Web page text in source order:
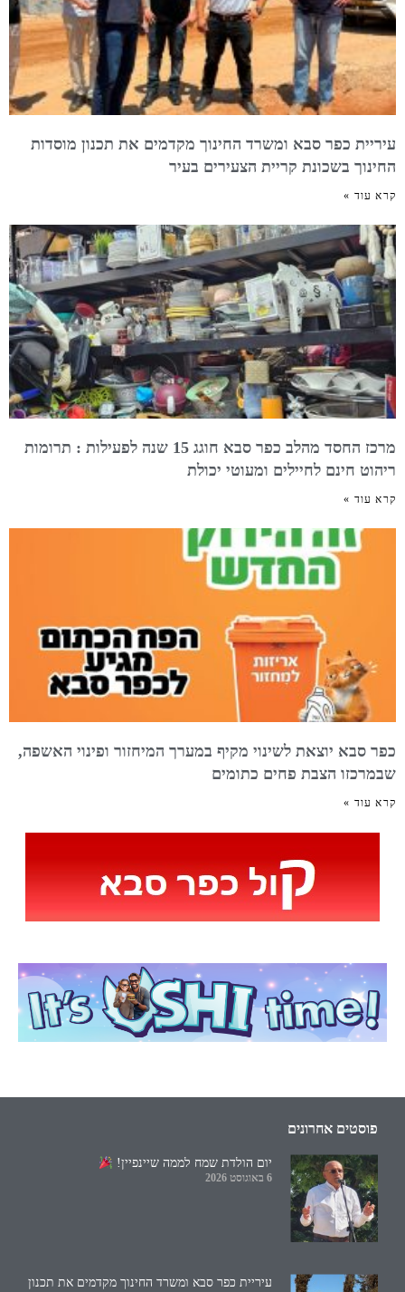
עיריית כפר סבא ומשרד החינוך מקדמים את תכנון מוסדות
החינוך בשכונת קריית הצעירים בעיר
קרא עוד »
מרכז החסד מהלב כפר סבא חוגג 15 שנה לפעילות : תרומות
ריהוט חינם לחיילים ומעוטי יכולת
קרא עוד »
כפר סבא יוצאת לשינוי מקיף במערך המיחזור ופינוי האשפה,
שבמרכזו הצבת פחים כתומים
קרא עוד »
פוסטים אחרונים
יום הולדת שמח לממה שיינפיין!
6 באוגוסט 2026
עיריית כפר סבא ומשרד החינוך מקדמים את תכנון